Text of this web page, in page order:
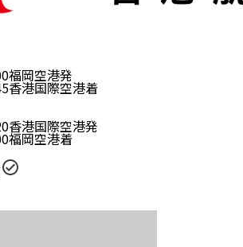
福岡空港発
香港国際空港着
香港国際空港発
福岡空港着